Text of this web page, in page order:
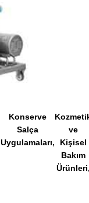
Konserve
Salça
Uygulamaları
ve
Kişisel
Bakım
Ürünleri